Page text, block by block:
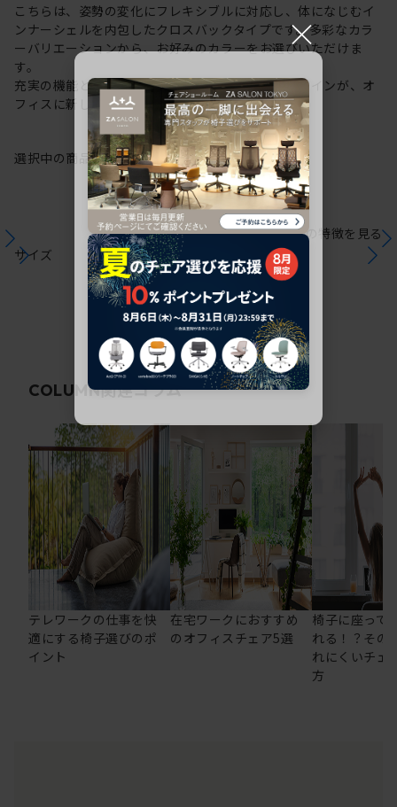
こちらは、姿勢の変化にフレキシブルに対応し、体になじむイ
ンナーシェルを内包したクロスバックタイプです。多彩なカラ
ーバリエーションから、お好みのカラーをお選びいただけま
す。
充実の機能と一体となった透明感のある美しいデザインが、オ
フィスに新しい風を運びます。
選択中の商品情報保証注意事項
サイズ
シリーズの特徴を見る
COLUMN関連コラム
テレワークの仕事を快
適にする椅子選びのポ
イント
在宅ワークにおすすめ
のオフィスチェア5選
椅子に座って
れる！？その
れにくいチェ
方
×